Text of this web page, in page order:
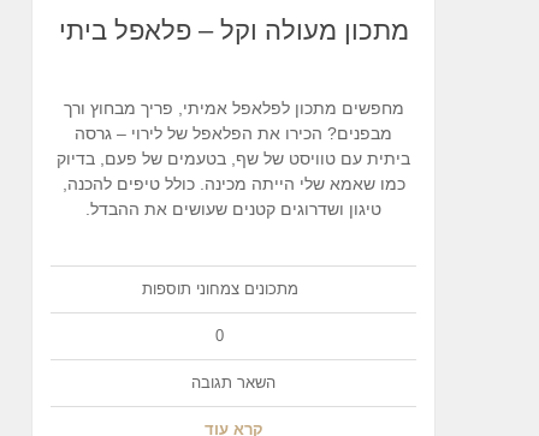
מתכון מעולה וקל – פלאפל ביתי
מחפשים מתכון לפלאפל אמיתי, פריך מבחוץ ורך
מבפנים? הכירו את הפלאפל של לירוי – גרסה
ביתית עם טוויסט של שף, בטעמים של פעם, בדיוק
כמו שאמא שלי הייתה מכינה. כולל טיפים להכנה,
טיגון ושדרוגים קטנים שעושים את ההבדל.
מתכונים צמחוני תוספות
0
השאר תגובה
קרא עוד